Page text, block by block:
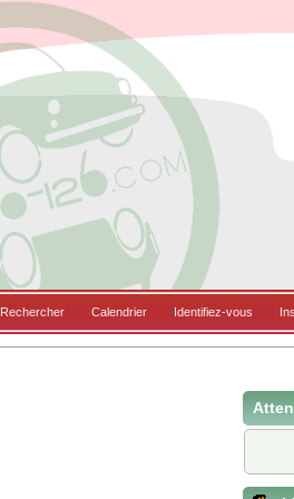
Rechercher Calendrier Identifiez-vous